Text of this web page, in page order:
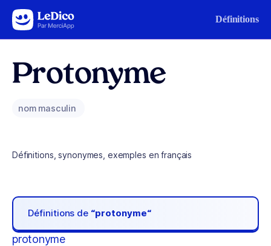
Aller au contenu Définitions
Protonyme
nom masculin
Définitions, synonymes, exemples en français
Définitions de “protonyme“
protonyme